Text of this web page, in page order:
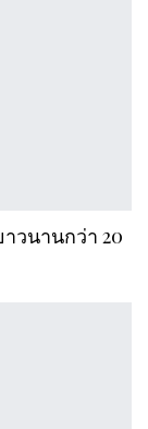
วนานกว่า 20